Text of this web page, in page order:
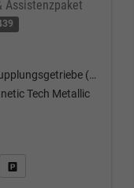
Assistenzpaket
Doppelkupplungsgetriebe (DSG)
Tech Metallic
Angebot anfordern
Datei, Fahrzeugexposé
Fahrzeug merken/Expose